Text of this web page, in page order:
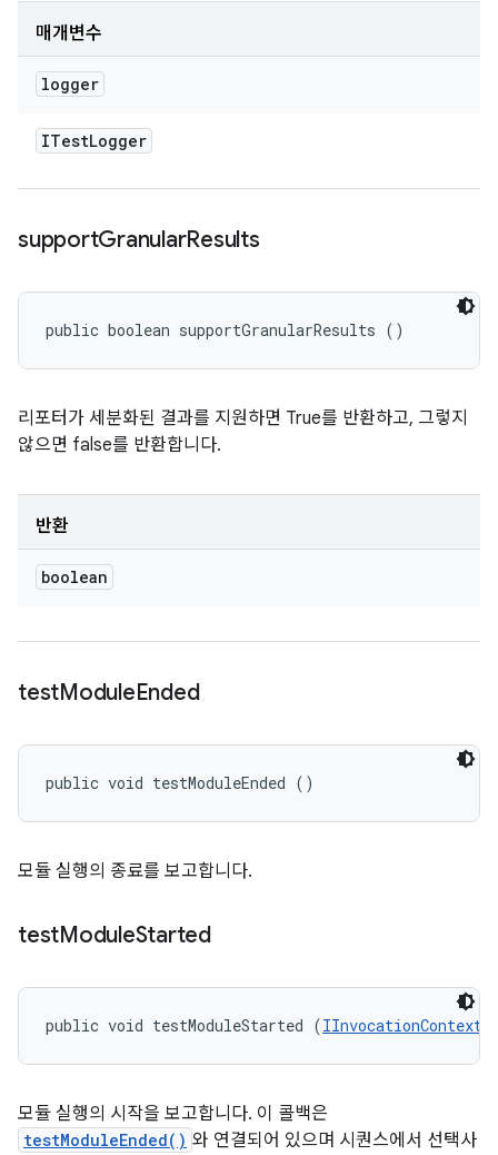
매개변수
logger
ITestLogger
supportGranularResults
public boolean supportGranularResults ()
리포터가 세분화된 결과를 지원하면 True를 반환하고, 그렇지
않으면 false를 반환합니다.
반환
boolean
testModuleEnded
public void testModuleEnded ()
모듈 실행의 종료를 보고합니다.
testModuleStarted
public void testModuleStarted (IInvocationContext
모듈 실행의 시작을 보고합니다. 이 콜백은
testModuleEnded() 와 연결되어 있으며 시퀀스에서 선택사